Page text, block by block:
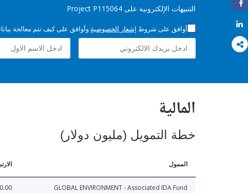
Share
Share
التنبيهات الإلكترونية على Project P115064
أوافق على شروط إشعار الخصوصية وأوافق على كيف تتم معالجة
المالية
خطة التمويل (مليون دولار)
الممول
GLOBAL ENVIRONMENT - Associated IDA Fund